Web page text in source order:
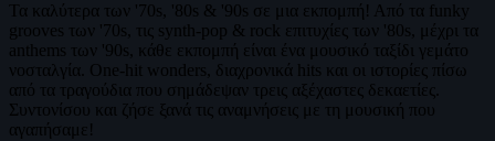
Τα καλύτερα των '70s, '80s & '90s σε μια εκπομπή! Από τα funky
grooves των '70s, τις synth-pop & rock επιτυχίες των '80s, μέχρι τα
anthems των '90s, κάθε εκπομπή είναι ένα μουσικό ταξίδι γεμάτο
νοσταλγία. One-hit wonders, διαχρονικά hits και οι ιστορίες πίσω
από τα τραγούδια που σημάδεψαν τρεις αξέχαστες δεκαετίες.
Συντονίσου και ζήσε ξανά τις αναμνήσεις με τη μουσική που
αγαπήσαμε!